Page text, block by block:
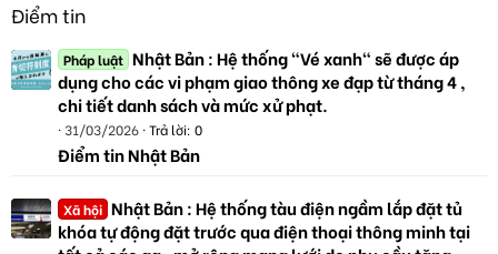
Điểm tin
Pháp luật Nhật Bản : Hệ thống "Vé xanh" sẽ được áp
dụng cho các vi phạm giao thông xe đạp từ tháng 4 ,
chi tiết danh sách và mức xử phạt.
31/03/2026 Trả lời: 0
Điểm tin Nhật Bản
Xã hội Nhật Bản : Hệ thống tàu điện ngầm lắp đặt tủ
khóa tự động đặt trước qua điện thoại thông minh tại